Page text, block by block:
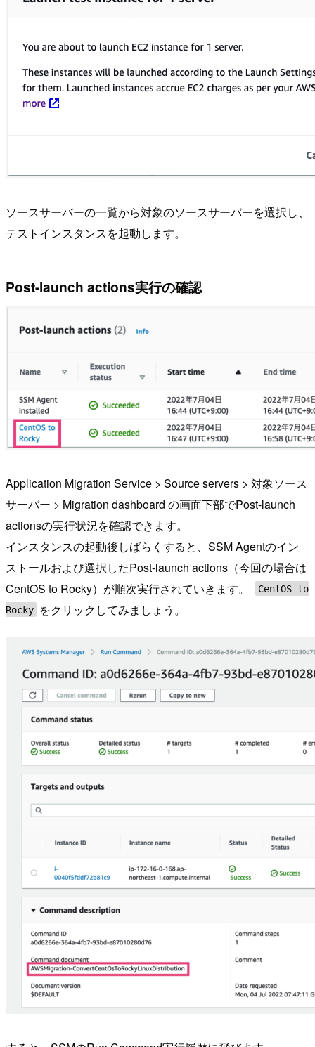
ソースサーバーの一覧から対象のソースサーバーを選択し、
テストインスタンスを起動します。
Post-launch actions実行の確認
Application Migration Service > Source servers > 対象ソース
サーバー > Migration dashboard の画面下部でPost-launch
actionsの実行状況を確認できます。
インスタンスの起動後しばらくすると、SSM Agentのイン
ストールおよび選択したPost-launch actions（今回の場合は
CentOS to Rocky）が順次実行されていきます。
CentOS to
Rocky
をクリックしてみましょう。